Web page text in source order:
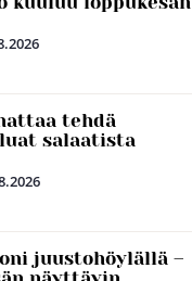
tehdä
salaatista
juustohöylällä –